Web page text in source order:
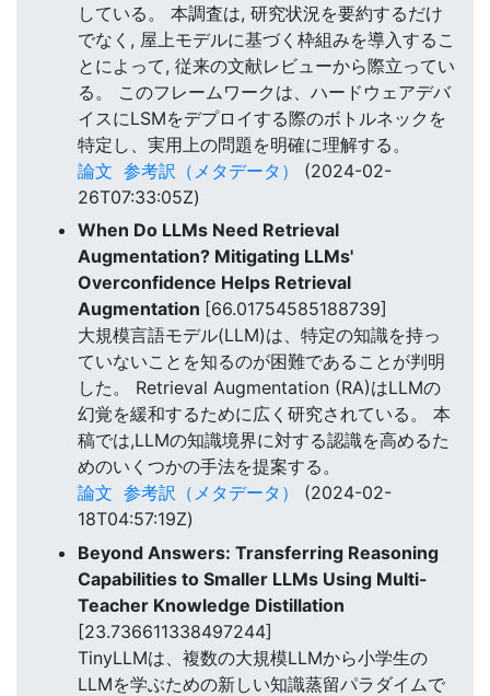
している。 本調査は, 研究状況を要約するだけ
でなく, 屋上モデルに基づく枠組みを導入するこ
とによって, 従来の文献レビューから際立ってい
る。 このフレームワークは、ハードウェアデバ
イスにLSMをデプロイする際のボトルネックを
特定し、実用上の問題を明確に理解する。
論文 参考訳（メタデータ）
(2024-02-
26T07:33:05Z)
When Do LLMs Need Retrieval
Augmentation? Mitigating LLMs'
Overconfidence Helps Retrieval
Augmentation [66.01754585188739]
大規模言語モデル(LLM)は、特定の知識を持っ
ていないことを知るのが困難であることが判明
した。 Retrieval Augmentation (RA)はLLMの
幻覚を緩和するために広く研究されている。 本
稿では,LLMの知識境界に対する認識を高めるた
めのいくつかの手法を提案する。
論文 参考訳（メタデータ）
(2024-02-
18T04:57:19Z)
Beyond Answers: Transferring Reasoning
Capabilities to Smaller LLMs Using Multi-
Teacher Knowledge Distillation
[23.736611338497244]
TinyLLMは、複数の大規模LLMから小学生の
LLMを学ぶための新しい知識蒸留パラダイムで